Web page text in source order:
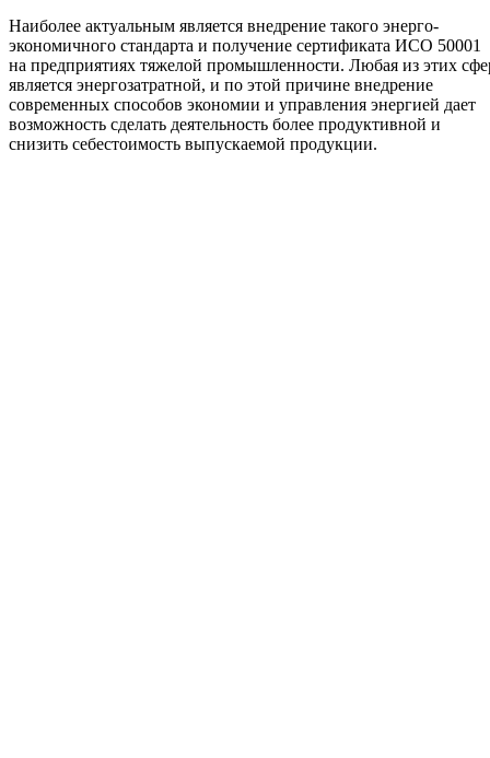
Наиболее актуальным является внедрение такого энерго-
экономичного стандарта и получение сертификата ИСО 50001
на предприятиях тяжелой промышленности. Любая из этих
является энергозатратной, и по этой причине внедрение
современных способов экономии и управления энергией дает
возможность сделать деятельность более продуктивной и
снизить себестоимость выпускаемой продукции.